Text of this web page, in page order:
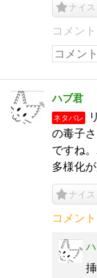
ナイス
コメン
ハブ君
ネタバレ
の毒子
ですね
多様化
ナイス
コメン